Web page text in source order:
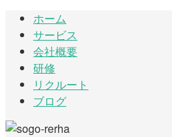
ホーム
サービス
会社概要
研修
リクルート
ブログ